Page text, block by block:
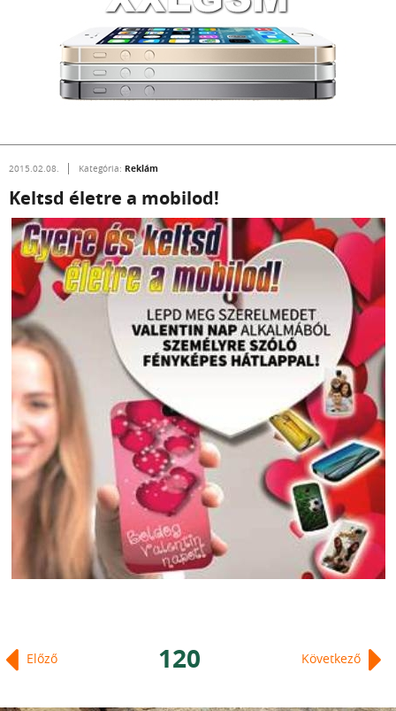
2015.02.08. Kategória: Reklám
Keltsd életre a mobilod!
Előző Következő
120